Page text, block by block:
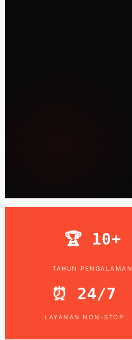
🏆 10+
TAHUN PENGALAMAN
⏰ 24/7
LAYANAN NON-STOP